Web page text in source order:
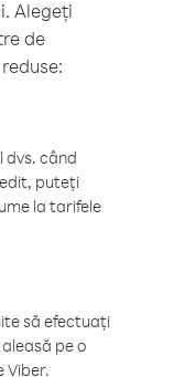
Alegeți
de
dvs. când
puteți
la tarifele
să efectuați
pe o
Viber.